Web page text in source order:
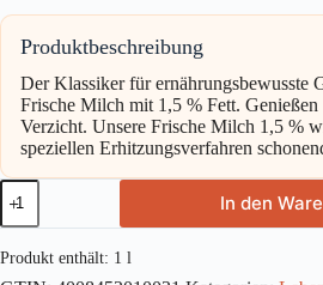
Produktbeschreibung
Der Klassiker für ernährungsbewusste
Frische Milch mit 1,5 % Fett. Genießen
Verzicht. Unsere Frische Milch 1,5 %
speziellen Erhitzungsverfahren
Weihenstephan
Frische
Milch
1,5%
1l
In den
Produkt enthält: 1 l